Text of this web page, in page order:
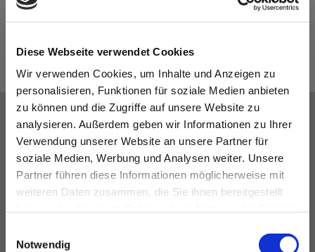
Diese Webseite verwendet Cookies
Wir verwenden Cookies, um Inhalte und Anzeigen zu
personalisieren, Funktionen für soziale Medien anbieten
zu können und die Zugriffe auf unsere Website zu
analysieren. Außerdem geben wir Informationen zu Ihrer
Verwendung unserer Website an unsere Partner für
soziale Medien, Werbung und Analysen weiter. Unsere
Partner führen diese Informationen möglicherweise mit
weiteren Daten zusammen, die Sie ihnen bereitgestellt
Notwendig
Prüfungsteilnahmen
Teil­nahme an Außen­prü­fun­gen des Finan­zamtes,
Sozialver­sicherungsträger, Zoll­be­hör­den, je ange­fan­
gene halbe Stunde